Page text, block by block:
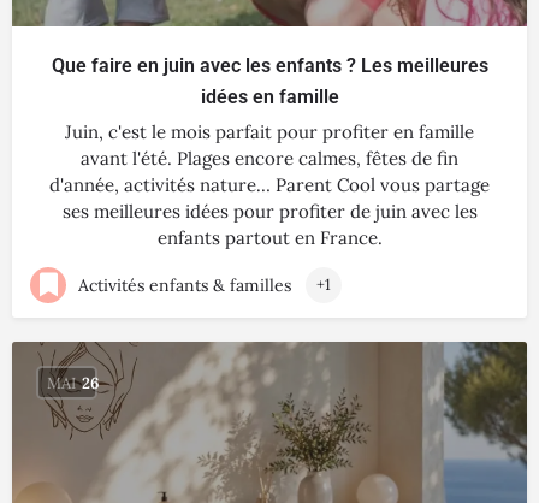
Que faire en juin avec les enfants ? Les meilleures
idées en famille
Juin, c'est le mois parfait pour profiter en famille
avant l'été. Plages encore calmes, fêtes de fin
d'année, activités nature… Parent Cool vous partage
ses meilleures idées pour profiter de juin avec les
enfants partout en France.
Activités enfants & familles +1
MAI 26